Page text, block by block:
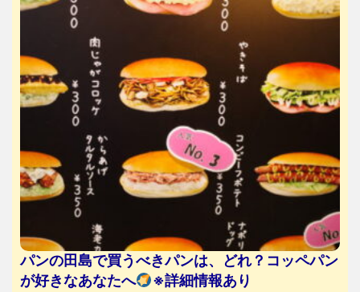
パンの田島で買うべきパンは、どれ？コッペパン
が好きなあなたへ
※詳細情報あり